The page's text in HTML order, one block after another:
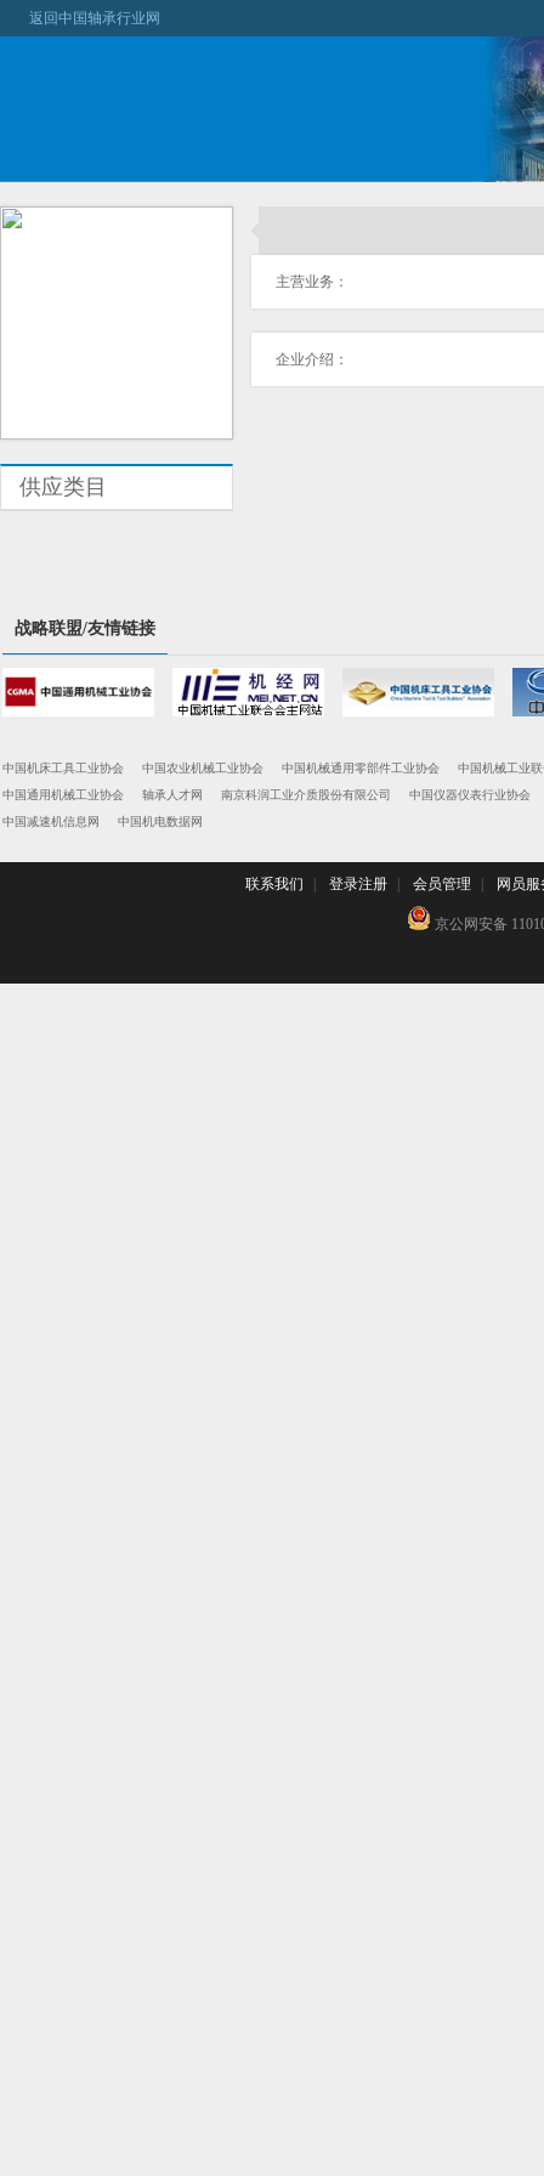
返回中国轴承行业网
供应类目
主营业务：
企业介绍：
战略联盟/友情链接
中国机床工具工业协会 中国农业机械工业协会 中国机械通用零部件工业协会
中国机械工业
中国通用机械工业协会
轴承人才网 南京科润工业介质股份有限公司
中国仪器仪表行业协会
中国减速机信息网
中国机电数据网
联系我们 登录注册 会员管理 网员服
京公网安备